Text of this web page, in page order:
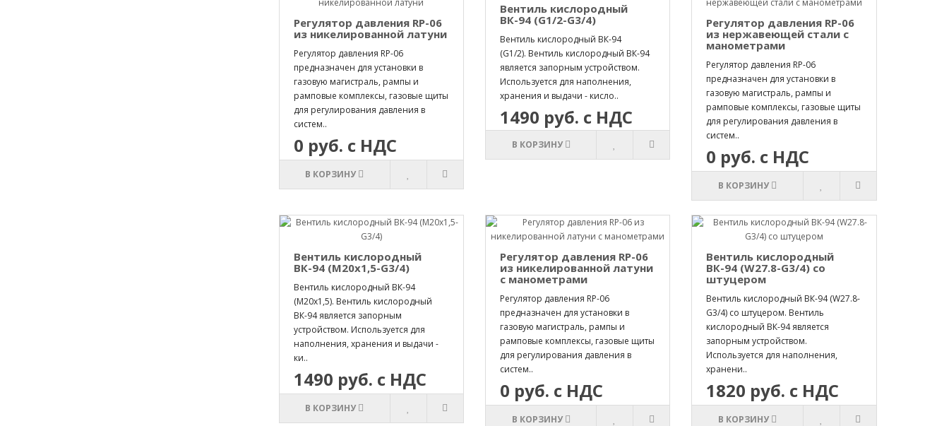
Регулятор давления RP-06
из никелированной латуни
Регулятор давления RP-06
предназначен для установки в
газовую магистраль, рампы и
рамповые комплексы, газовые щиты
для регулирования давления в
систем..
0 руб. с НДС
В КОРЗИНУ
Вентиль кислородный
ВК-94 (G1/2-G3/4)
Вентиль кислородный ВК-94
(G1/2). Вентиль кислородный ВК-94
является запорным устройством.
Используется для наполнения,
хранения и выдачи - кисло..
1490 руб. с НДС
В КОРЗИНУ
Регулятор давления RP-06
из нержавеющей стали с
манометрами
Регулятор давления RP-06
предназначен для установки в
газовую магистраль, рампы и
рамповые комплексы, газовые щиты
для регулирования давления в
систем..
0 руб. с НДС
В КОРЗИНУ
Вентиль кислородный
ВК-94 (М20х1,5-G3/4)
Вентиль кислородный ВК-94
(М20х1,5). Вентиль кислородный
ВК-94 является запорным
устройством. Используется для
наполнения, хранения и выдачи -
ки..
1490 руб. с НДС
В КОРЗИНУ
Регулятор давления RP-06
из никелированной латуни
с манометрами
Регулятор давления RP-06
предназначен для установки в
газовую магистраль, рампы и
рамповые комплексы, газовые щиты
для регулирования давления в
систем..
0 руб. с НДС
В КОРЗИНУ
Вентиль кислородный
ВК-94 (W27.8-G3/4) со
штуцером
Вентиль кислородный ВК-94 (W27.8-
G3/4) со штуцером. Вентиль
кислородный ВК-94 является
запорным устройством.
Используется для наполнения,
хранени..
1820 руб. с НДС
В КОРЗИНУ